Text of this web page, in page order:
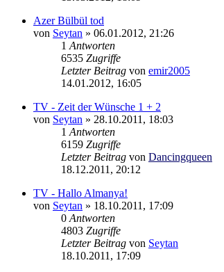
Azer Bülbül tod
von Seytan » 06.01.2012, 21:26
1 Antworten
6535 Zugriffe
Letzter Beitrag von emir2005
14.01.2012, 16:05
TV - Zeit der Wünsche 1 + 2
von Seytan » 28.10.2011, 18:03
1 Antworten
6159 Zugriffe
Letzter Beitrag von Dancingqueen
18.12.2011, 20:12
TV - Hallo Almanya!
von Seytan » 18.10.2011, 17:09
0 Antworten
4803 Zugriffe
Letzter Beitrag von Seytan
18.10.2011, 17:09